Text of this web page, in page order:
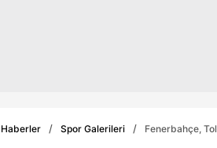
Haberler Spor Galerileri Fenerbahçe,